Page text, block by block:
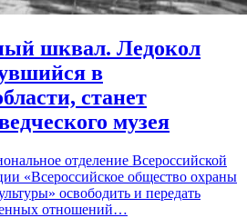
шквал. Ледокол
в
станет
музея
отделение Всероссийской
«Всероссийское общество охраны
освободить и передать
отношений…